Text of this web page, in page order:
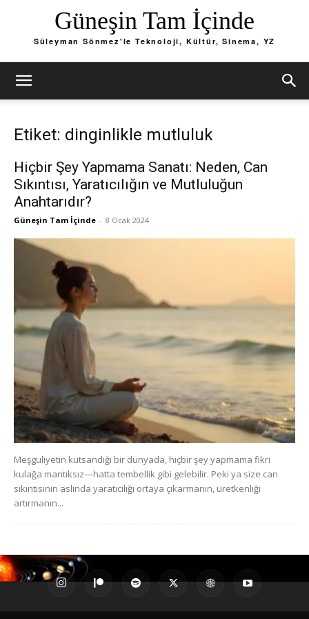
Güneşin Tam İçinde
Süleyman Sönmez'le Teknoloji, Kültür, Sinema, YZ
Etiket: dinginlikle mutluluk
Hiçbir Şey Yapmama Sanatı: Neden, Can
Sıkıntısı, Yaratıcılığın ve Mutluluğun
Anahtarıdır?
Güneşin Tam İçinde - 8 Ocak 2024
Meşguliyetin kutsandığı bir dünyada, hiçbir şey yapmama fikri
kulağa mantıksız—hatta tembellik gibi gelebilir. Peki ya size can
sıkıntısının aslında yaratıcılığı ortaya çıkarmanın, üretkenliği
artırmanın...